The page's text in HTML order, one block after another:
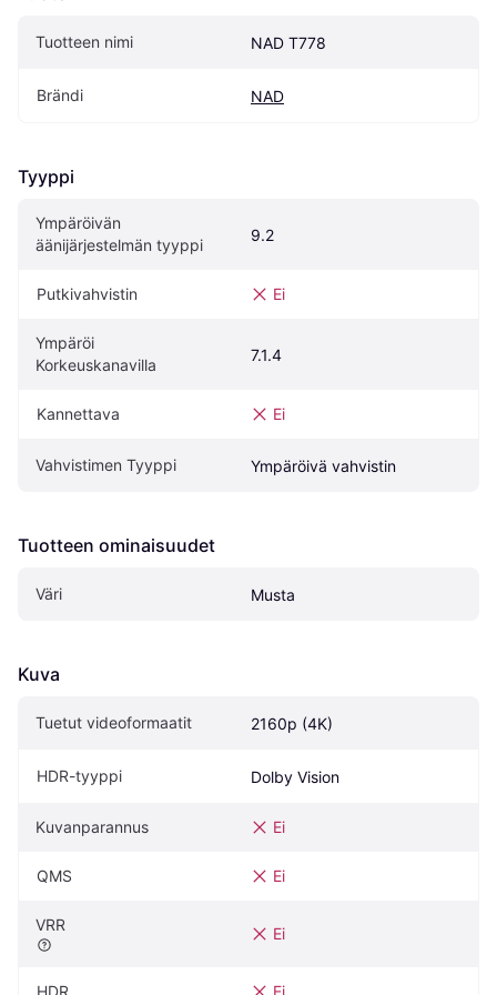
Tuotteen nimi NAD T778
Brändi NAD
Tyyppi
Ympäröivän
äänijärjestelmän tyyppi
9.2
Putkivahvistin Ei
Ympäröi
Korkeuskanavilla
7.1.4
Kannettava Ei
Vahvistimen Tyyppi Ympäröivä vahvistin
Tuotteen ominaisuudet
Väri Musta
Kuva
Tuetut videoformaatit 2160p (4K)
HDR-tyyppi Dolby Vision
Kuvanparannus Ei
QMS Ei
VRR Ei